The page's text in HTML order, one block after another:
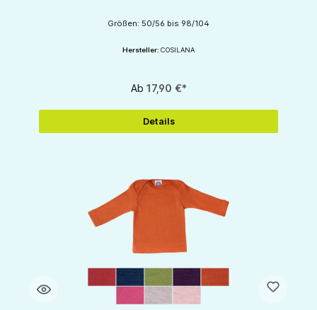
Größen: 50/56 bis 98/104
Hersteller: COSILANA
Ab 17,90 €*
Details